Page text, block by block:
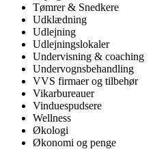
Tømrer & Snedkere
Udklædning
Udlejning
Udlejningslokaler
Undervisning & coaching
Undervognsbehandling
VVS firmaer og tilbehør
Vikarbureauer
Vinduespudsere
Wellness
Økologi
Økonomi og penge